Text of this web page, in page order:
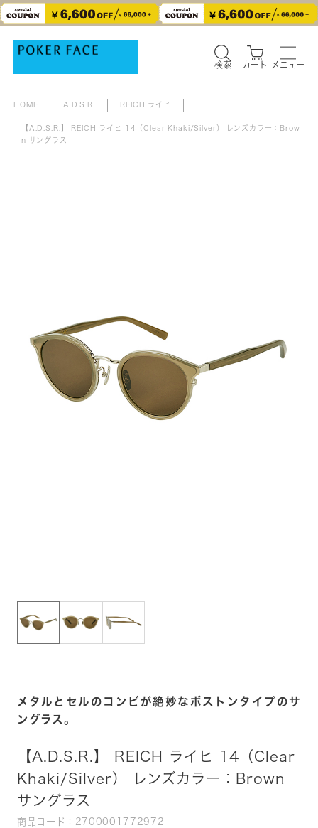
検索 カート メニュー
HOME A.D.S.R. REICH ライヒ
【A.D.S.R.】 REICH ライヒ 14（Clear Khaki/Silver） レンズカラー：Brow
n サングラス
メタルとセルのコンビが絶妙なボストンタイプのサ
ングラス。
【A.D.S.R.】 REICH ライヒ 14（Clear
Khaki/Silver） レンズカラー：Brown
サングラス
商品コード：2700001772972